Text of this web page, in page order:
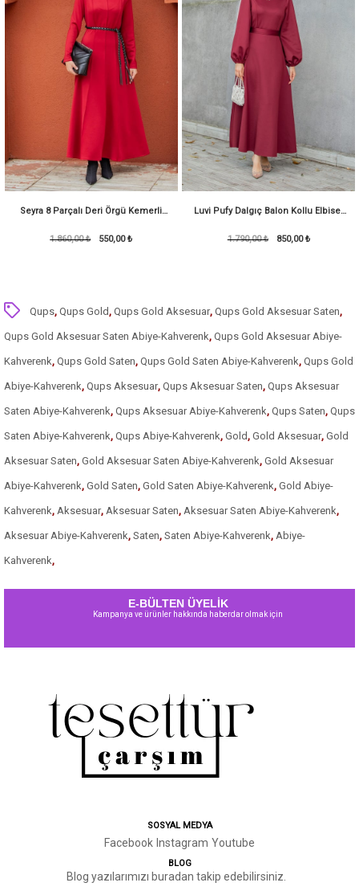
Seyra 8 Parçalı Deri Örgü Kemerli
Pufy Dalgıç Elbise-Bordo
550,00 ₺
1.860,00 ₺
Luvi Pufy Dalgıç Balon Kollu Elbise-
Kırmızı850,00 ₺
1.790,00 ₺
Qups, Qups Gold , Qups Gold Aksesuar, Qups Gold Aksesuar Saten,
Qups Gold Aksesuar Saten Abiye-Kahverenk, Qups Gold Aksesuar Abiye-
Kahverenk, Qups Gold Saten, Qups Gold Saten Abiye-Kahverenk, Qups Gold
Abiye-Kahverenk, Qups Aksesuar, Qups Aksesuar Saten, Qups Aksesuar
Saten Abiye-Kahverenk, Qups Aksesuar Abiye-Kahverenk, Qups Saten, Qups
Saten Abiye-Kahverenk, Qups Abiye-Kahverenk, Gold , Gold Aksesuar, Gold
Aksesuar Saten, Gold Aksesuar Saten Abiye-Kahverenk, Gold Aksesuar
Abiye-Kahverenk, Gold Saten, Gold Saten Abiye-Kahverenk, Gold Abiye-
Kahverenk, Aksesuar, Aksesuar Saten, Aksesuar Saten Abiye-Kahverenk,
Aksesuar Abiye-Kahverenk, Saten, Saten Abiye-Kahverenk, Abiye-
Kahverenk,
E-BÜLTEN ÜYELİK
Kampanya ve ürünler hakkında haberdar olmak için
SOSYAL MEDYA
Facebook Instagram Youtube
BLOG
Blog yazılarımızı buradan takip edebilirsiniz.